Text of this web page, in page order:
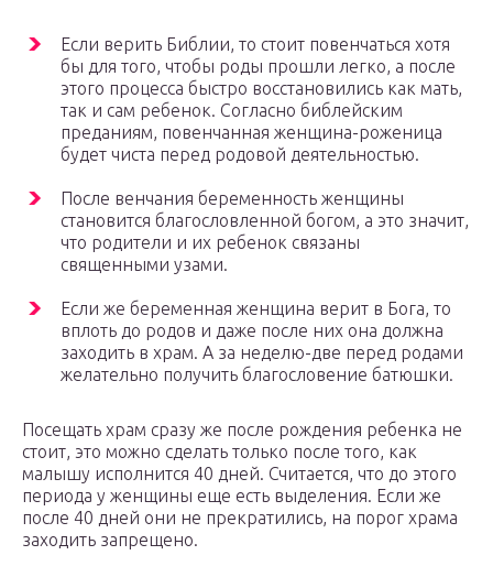
Если верить Библии, то стоит повенчаться хотя
бы для того, чтобы роды прошли легко, а после
этого процесса быстро восстановились как мать,
так и сам ребенок. Согласно библейским
преданиям, повенчанная женщина-роженица
будет чиста перед родовой деятельностью.
После венчания беременность женщины
становится благословленной богом, а это значит,
что родители и их ребенок связаны
священными узами.
Если же беременная женщина верит в Бога, то
вплоть до родов и даже после них она должна
заходить в храм. А за неделю-две перед родами
желательно получить благословение батюшки.
Посещать храм сразу же после рождения ребенка не
стоит, это можно сделать только после того, как
малышу исполнится 40 дней. Считается, что до этого
периода у женщины еще есть выделения. Если же
после 40 дней они не прекратились, на порог храма
заходить запрещено.